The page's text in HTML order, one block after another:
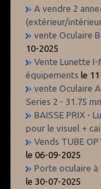
A vendre 2
(extérieur/
vente Oculaire
10-2025
Vente Lunette I-
équipements le
vente Oculaire
Series 2 - 31.75
BAISSE PRIX -
pour le visuel +
Vends TUBE
le 06-09-2025
Porte oculaire à
le 30-07-2025